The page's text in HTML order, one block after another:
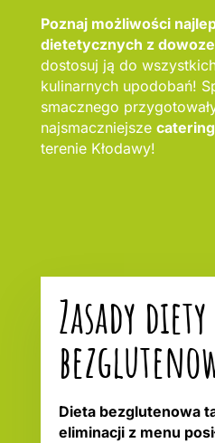
Poznaj możliwości
dietetycznych z
dostosuj ją do
kulinarnych upodobań!
smacznego
najsmaczniejsze
terenie Kłodawy!
Zasady diety
Dieta bezglutenowa
eliminacji z menu